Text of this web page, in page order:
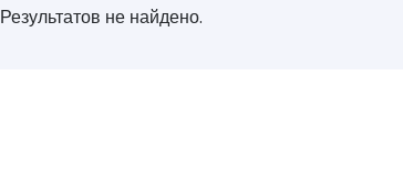
Результатов не найдено.